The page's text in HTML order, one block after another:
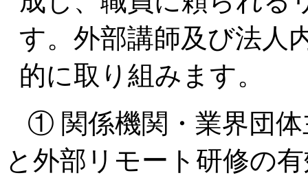
す。外部講師及び法人
的に取り組みます。
① 関係機関・業界団
と外部リモート研修の